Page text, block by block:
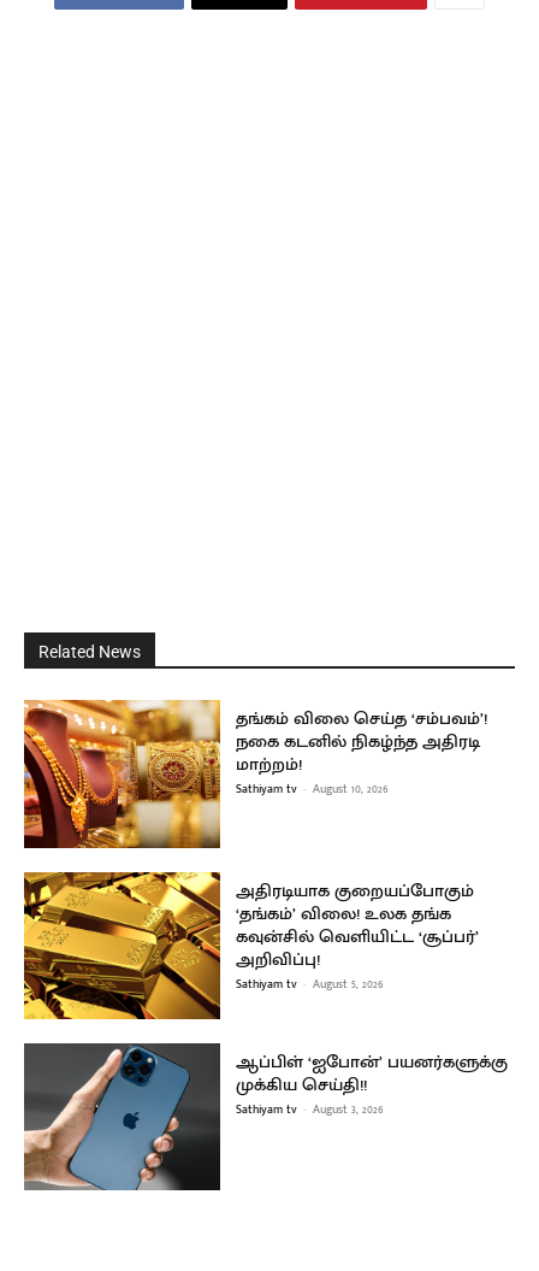
Related News
தங்கம் விலை செய்த ‘சம்பவம்’!
நகை கடனில் நிகழ்ந்த அதிரடி
மாற்றம்!
Sathiyam tv - August 10, 2026
அதிரடியாக குறையப்போகும்
‘தங்கம்’ விலை! உலக தங்க
கவுன்சில் வெளியிட்ட ‘சூப்பர்’
அறிவிப்பு!
Sathiyam tv - August 5, 2026
ஆப்பிள் ‘ஐபோன்’ பயனர்களுக்கு
முக்கிய செய்தி!!
Sathiyam tv - August 3, 2026